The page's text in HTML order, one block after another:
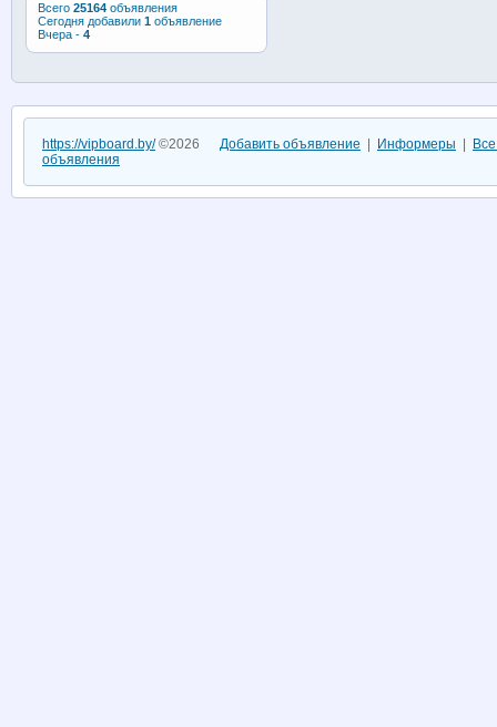
Всего 25164объявления
Сегодня добавили 1объявление
Вчера - 4
https://vipboard.by/©2026 Добавить объявление Информеры
объявления